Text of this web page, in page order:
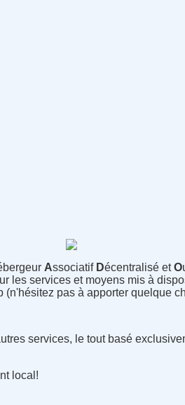
Associatif Décentralisé etO
les services et moyens mis à
pas à apporter quelque
services, le tout basé
local!